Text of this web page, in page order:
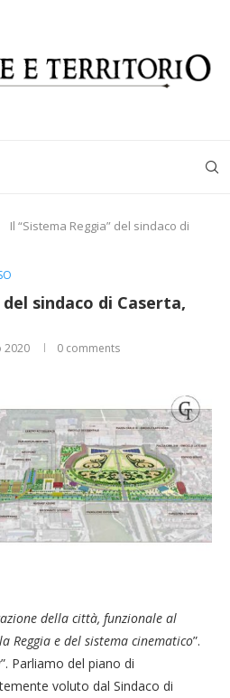
Il “Sistema Reggia” del sindaco di
sindaco di Caserta,
2020 0 comments
della città, funzionale al
Reggia e del sistema cinematico”.
”. Parliamo del piano di
voluto dal Sindaco di